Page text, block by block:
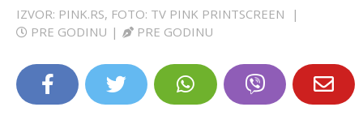
IZVOR: PINK.RS, FOTO: TV PINK PRINTSCREEN
|
PRE GODINU | PRE GODINU